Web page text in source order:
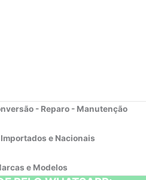
- Reparo - Manutenção
e Nacionais
e Modelos